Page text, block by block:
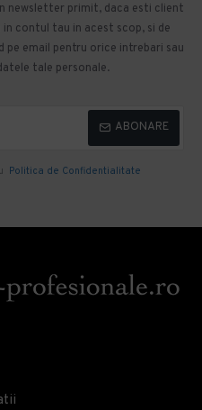
newsletter primit, daca esti client
contul tau in acest scop, si de
email pentru orice intrebari sau
tale personale.
ABONARE
Politica de Confidentialitate